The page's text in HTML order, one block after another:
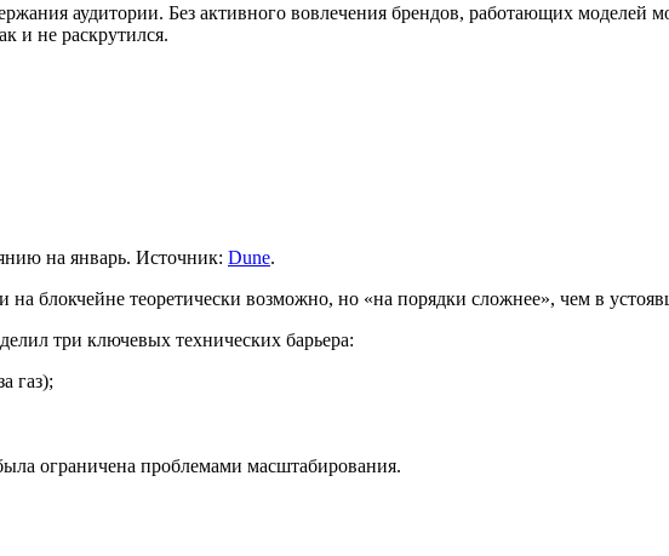
аудитории. Без активного вовлечения брендов, работающих моделей
и не раскрутился.
на январь. Источник: Dune.
на блокчейне теоретически возможно, но «на порядки сложнее», чем в
три ключевых технических барьера:
газ);
ограничена проблемами масштабирования.